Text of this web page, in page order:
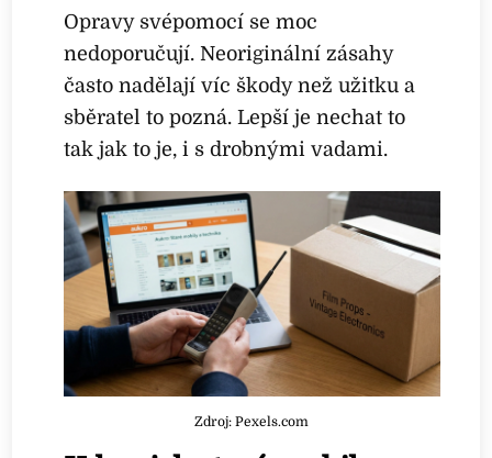
Opravy svépomocí se moc
nedoporučují. Neoriginální zásahy
často nadělají víc škody než užitku a
sběratel to pozná. Lepší je nechat to
tak jak to je, i s drobnými vadami.
Zdroj: Pexels.com